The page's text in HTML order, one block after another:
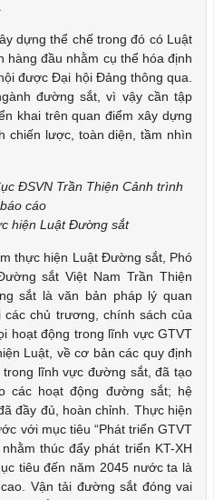
dựng thể chế trong đó có Luật
đầu nhằm cụ thể hóa định
được Đại hội Đảng thông qua.
đường sắt, vì vậy cần tập
khai trên quan điểm xây dựng
chiến lược, toàn diện, tầm nhìn
ĐSVN Trần Thiện Cảnh trình
cáo
hiện Luật Đường sắt
thực hiện Luật Đường sắt, Phó
sắt Việt Nam Trần Thiện
sắt là văn bản pháp lý quan
chủ trương, chính sách của
hoạt động trong lĩnh vực GTVT
Luật, về cơ bản các quy định
lĩnh vực đường sắt, đã tạo
các hoạt động đường sắt; hệ
đầy đủ, hoàn chỉnh. Thực hiện
với mục tiêu “Phát triển GTVT
thúc đẩy phát triển KT-XH
tiêu đến năm 2045 nước ta là
Vận tải đường sắt đóng vai